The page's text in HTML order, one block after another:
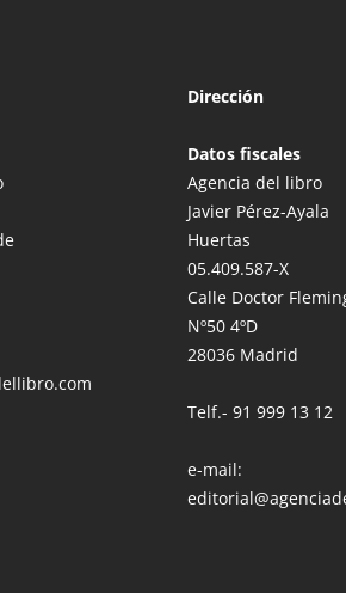
Dirección
Datos fiscales
Agencia del libro
Javier Pérez-Ayala
Huertas
05.409.587-X
Calle Doctor
Nº50 4ºD
28036 Madrid
Telf.- 91 999 13 12
e-mail: